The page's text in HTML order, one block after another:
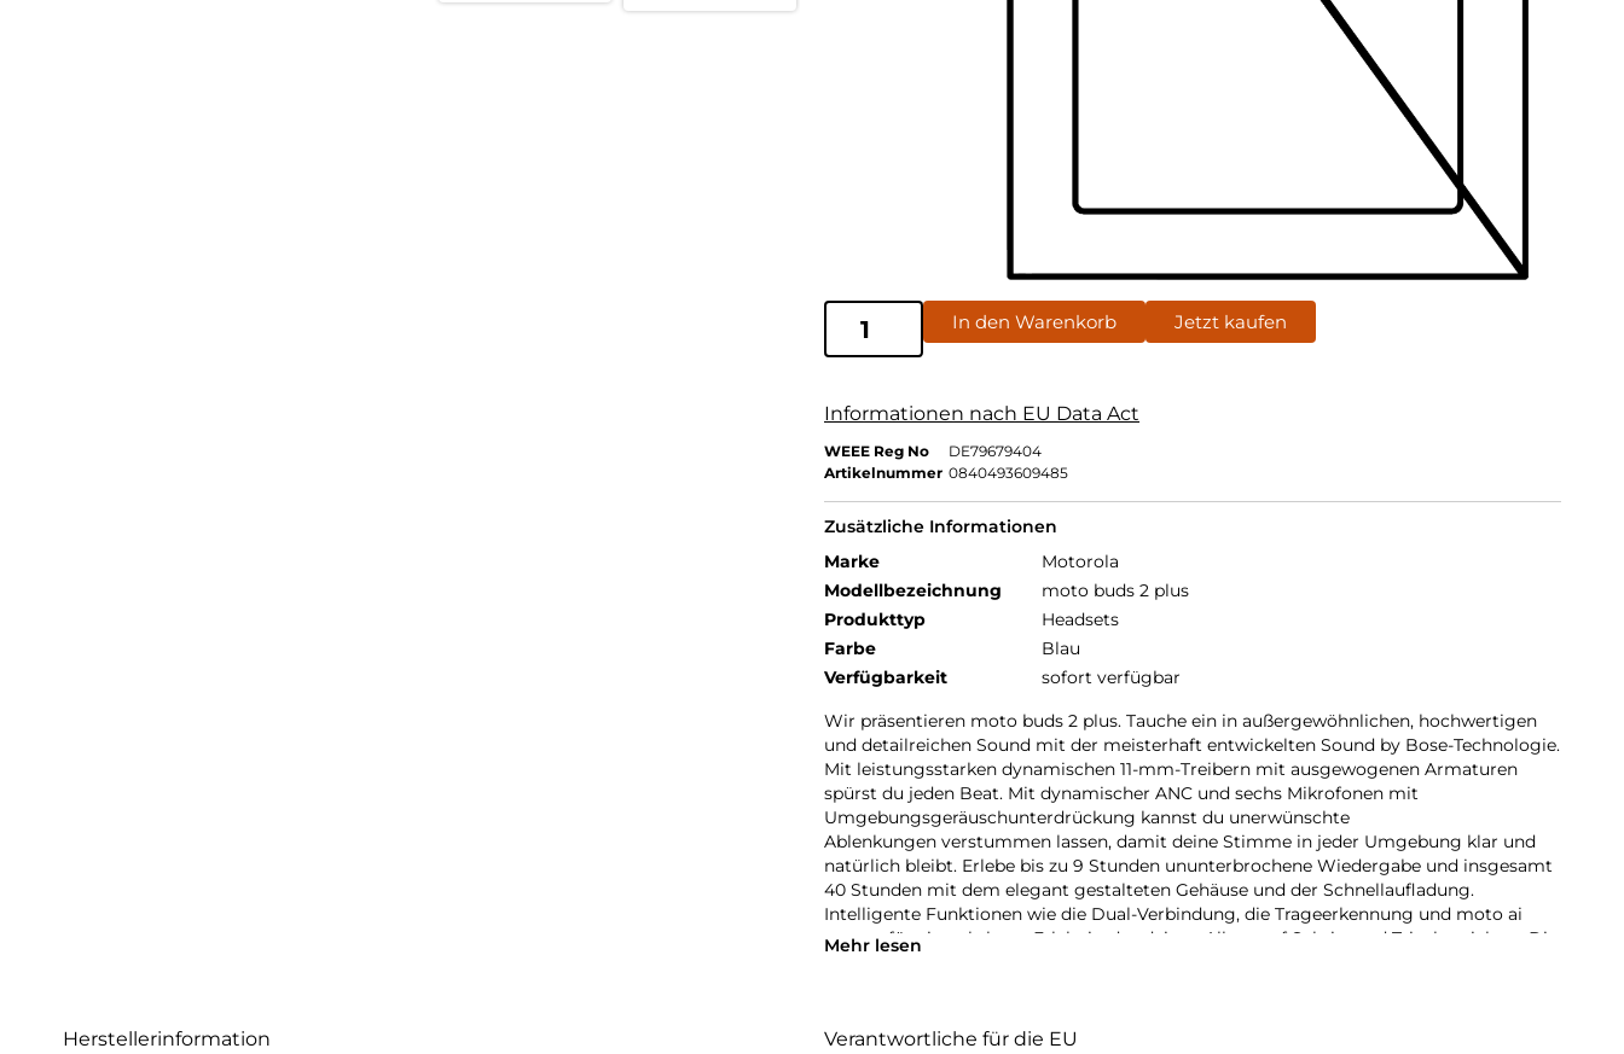
In den Warenkorb Jetzt kaufen
Informationen nach EU Data Act
WEEE Reg No
DE79679404
Artikelnummer 0840493609485
Zusätzliche Informationen
Marke
Motorola
Modellbezeichnung
moto buds 2 plus
Produkttyp
Headsets
Farbe
Blau
Verfügbarkeit
sofort verfügbar
Wir präsentieren moto buds 2 plus. Tauche ein in außergewöhnlichen, hochwertigen
und detailreichen Sound mit der meisterhaft entwickelten Sound by Bose-Technologie.
Mit leistungsstarken dynamischen 11-mm-Treibern mit ausgewogenen Armaturen
spürst du jeden Beat. Mit dynamischer ANC und sechs Mikrofonen mit
Umgebungsgeräuschunterdrückung kannst du unerwünschte
Ablenkungen verstummen lassen, damit deine Stimme in jeder Umgebung klar und
natürlich bleibt. Erlebe bis zu 9 Stunden ununterbrochene Wiedergabe und insgesamt
40 Stunden mit dem elegant gestalteten Gehäuse und der Schnellaufladung.
Intelligente Funktionen wie die Dual-Verbindung, die Trageerkennung und moto ai
sorgen für ein nahtloses Erlebnis, das deinen Alltag auf Schritt und Tritt bereichert. Die
Mehr lesen
Herstellerinformation
Verantwortliche für die EU